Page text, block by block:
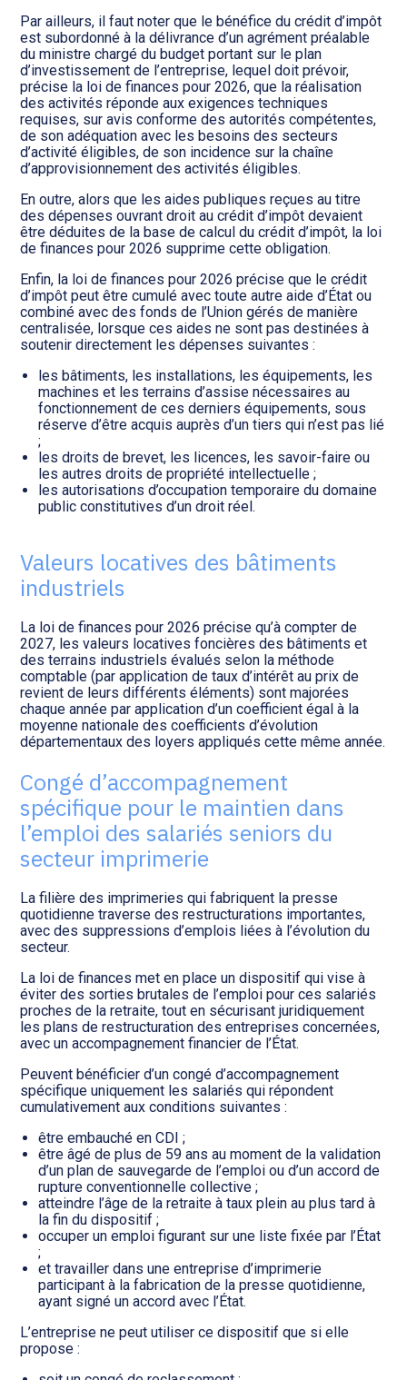
Par ailleurs, il faut noter que le bénéfice du crédit d’impôt
est subordonné à la délivrance d’un agrément préalable
du ministre chargé du budget portant sur le plan
d’investissement de l’entreprise, lequel doit prévoir,
précise la loi de finances pour 2026, que la réalisation
des activités réponde aux exigences techniques
requises, sur avis conforme des autorités compétentes,
de son adéquation avec les besoins des secteurs
d’activité éligibles, de son incidence sur la chaîne
d’approvisionnement des activités éligibles.
En outre, alors que les aides publiques reçues au titre
des dépenses ouvrant droit au crédit d’impôt devaient
être déduites de la base de calcul du crédit d’impôt, la loi
de finances pour 2026 supprime cette obligation.
Enfin, la loi de finances pour 2026 précise que le crédit
d’impôt peut être cumulé avec toute autre aide d’État ou
combiné avec des fonds de l’Union gérés de manière
centralisée, lorsque ces aides ne sont pas destinées à
soutenir directement les dépenses suivantes :
les bâtiments, les installations, les équipements, les
machines et les terrains d’assise nécessaires au
fonctionnement de ces derniers équipements, sous
réserve d’être acquis auprès d’un tiers qui n’est pas lié
;
les droits de brevet, les licences, les savoir-faire ou
les autres droits de propriété intellectuelle ;
les autorisations d’occupation temporaire du domaine
public constitutives d’un droit réel.
Valeurs locatives des bâtiments
industriels
La loi de finances pour 2026 précise qu’à compter de
2027, les valeurs locatives foncières des bâtiments et
des terrains industriels évalués selon la méthode
comptable (par application de taux d’intérêt au prix de
revient de leurs différents éléments) sont majorées
chaque année par application d’un coefficient égal à la
moyenne nationale des coefficients d’évolution
départementaux des loyers appliqués cette même année.
Congé d’accompagnement
spécifique pour le maintien dans
l’emploi des salariés seniors du
secteur imprimerie
La filière des imprimeries qui fabriquent la presse
quotidienne traverse des restructurations importantes,
avec des suppressions d’emplois liées à l’évolution du
secteur.
La loi de finances met en place un dispositif qui vise à
éviter des sorties brutales de l’emploi pour ces salariés
proches de la retraite, tout en sécurisant juridiquement
les plans de restructuration des entreprises concernées,
avec un accompagnement financier de l’État.
Peuvent bénéficier d’un congé d’accompagnement
spécifique uniquement les salariés qui répondent
cumulativement aux conditions suivantes :
être embauché en CDI ;
être âgé de plus de 59 ans au moment de la validation
d’un plan de sauvegarde de l’emploi ou d’un accord de
rupture conventionnelle collective ;
atteindre l’âge de la retraite à taux plein au plus tard à
la fin du dispositif ;
occuper un emploi figurant sur une liste fixée par l’État
;
et travailler dans une entreprise d’imprimerie
participant à la fabrication de la presse quotidienne,
ayant signé un accord avec l’État.
L’entreprise ne peut utiliser ce dispositif que si elle
propose :